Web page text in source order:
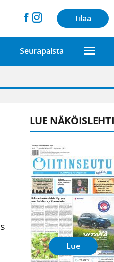
Tilaa
Seurapalsta
laatuna lehdessä
LUE NÄKÖISLEHTI
Lue